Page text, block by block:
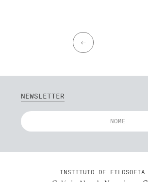
←
NEWSLETTER
INSTITUTO DE FILOSOFIA